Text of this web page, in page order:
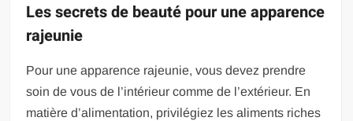
Les secrets de beauté pour une apparence
rajeunie
Pour une apparence rajeunie, vous devez prendre
soin de vous de l’intérieur comme de l’extérieur. En
matière d’alimentation, privilégiez les aliments riches